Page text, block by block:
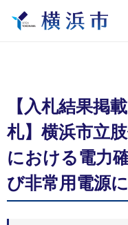
【入札結果掲
札】横浜市立
における電力
び非常用電源